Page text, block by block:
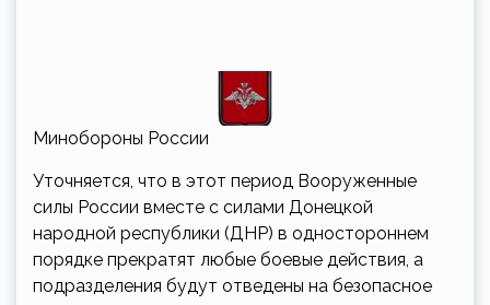
Минобороны России
Уточняется, что в этот период Вооруженные
силы России вместе с силами Донецкой
народной республики (ДНР) в одностороннем
порядке прекратят любые боевые действия, а
подразделения будут отведены на безопасное